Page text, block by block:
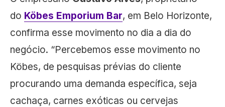
do Köbes Emporium Bar, em Belo Horizonte,
confirma esse movimento no dia a dia do
negócio. “Percebemos esse movimento no
Köbes, de pesquisas prévias do cliente
procurando uma demanda específica, seja
cachaça, carnes exóticas ou cervejas